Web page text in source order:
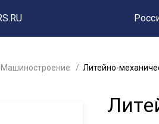
Машиностроение Литейно-